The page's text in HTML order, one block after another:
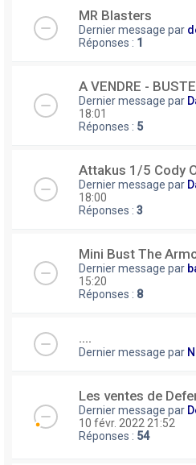
MR Blasters
Dernier message par
Réponses : 1
A VENDRE -
Dernier message par
18:01
Réponses : 5
Attakus 1/5 Cody
Dernier message par
18:00
Réponses : 3
Mini Bust The
Dernier message par
15:20
Réponses : 8
....
Dernier message par
Les ventes de
Dernier message par
10 févr. 2022 21:52
Réponses : 54